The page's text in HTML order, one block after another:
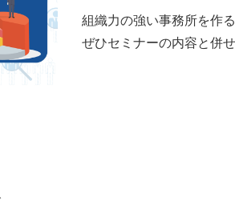
組織力の強い事務所を作
ぜひセミナーの内容と併